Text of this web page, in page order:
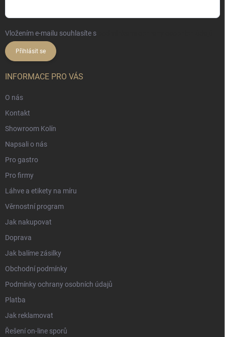
Vložením e-mailu souhlasíte s
Přihlásit se
INFORMACE PRO VÁS
O nás
Kontakt
Showroom Kolín
Napsali o nás
Pro gastro
Pro firmy
Láhve a etikety na míru
Věrnostní program
Jak nakupovat
Doprava
Jak balíme zásilky
Obchodní podmínky
Podmínky ochrany osobních údajů
Platba
Jak reklamovat
Řešení on-line sporů